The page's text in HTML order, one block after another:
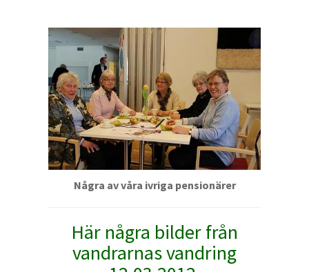
Några av våra ivriga pensionärer
Här några bilder från
vandrarnas vandring